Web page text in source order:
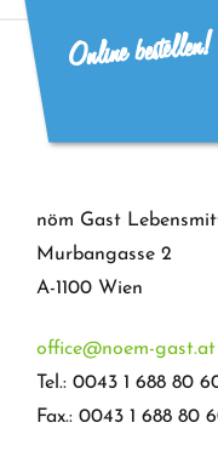
nöm Gast
Murbangasse 2
A-1100 Wien
office@noem-gast.at
Tel.: 0043 1 688 80
Fax.: 0043 1 688 80
Online bestellen!